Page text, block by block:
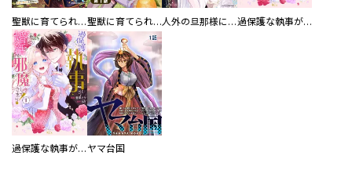
聖獣に育てられた少年の異世界ゆるり放浪記～神様からもらったチート魔法で、仲間たちとスローライフを満喫中～ 聖獣に育てられた少年の異世界ゆるり放浪記～神様からもらったチート魔法で、仲間たちとスローライフを満喫中～【分冊版】 人外の旦那様に娶られ毎晩ナカまで愛される…。アンソロジー 過保護な執事が私の婚活を邪魔してきます！ 分冊版
過保護な執事が私の婚活を邪魔してきます！ ヤマ台国